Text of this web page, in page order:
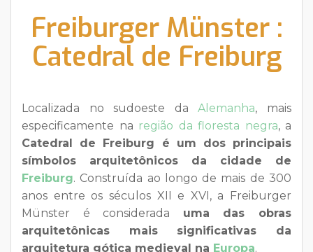
Freiburger Münster :
Catedral de Freiburg
Localizada no sudoeste daAlemanha, mais
especificamente na região da floresta negra, a
Catedral de Freiburg é um dos principais
símbolos arquitetônicos da cidade de
Freiburg. Construída ao longo de mais de 300
anos entre os séculos XII e XVI, a Freiburger
Münster é considerada uma das obras
arquitetônicas mais significativas da
arquitetura gótica medieval na Europa.